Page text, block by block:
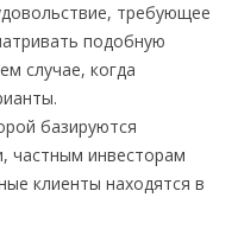
требующее
подобную
случае, когда
базируются
частным инвесторам
клиенты находятся в